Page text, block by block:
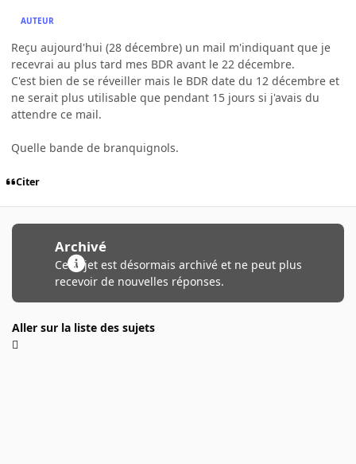
AUTEUR
Reçu aujourd'hui (28 décembre) un mail m'indiquant que je
recevrai au plus tard mes BDR avant le 22 décembre.
C'est bien de se réveiller mais le BDR date du 12 décembre et
ne serait plus utilisable que pendant 15 jours si j'avais du
attendre ce mail.
Quelle bande de branquignols.
Citer
Archivé
Ce sujet est désormais archivé et ne peut plus
recevoir de nouvelles réponses.
Aller sur la liste des sujets